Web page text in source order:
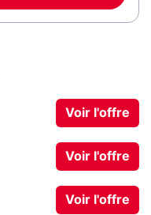
Voir l'offre
Voir l'offre
Voir l'offre